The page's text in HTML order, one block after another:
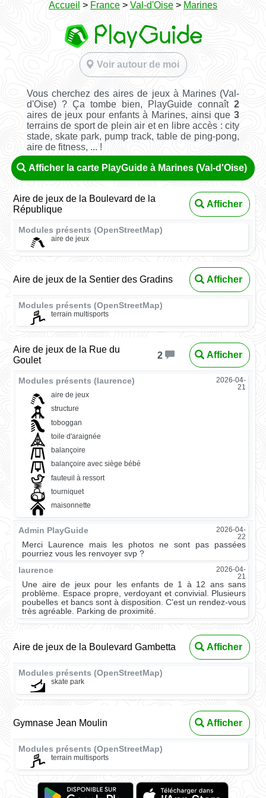
Accueil > France > Val-d'Oise > Marines
Voir autour de moi
Vous cherchez des aires de jeux à Marines (Val-
d'Oise) ? Ça tombe bien, PlayGuide connaît2
aires de jeux pour enfants à Marines, ainsi que3
terrains de sport de plein air et en libre accès : city
stade, skate park, pump track, table de ping-pong,
aire de fitness, ... !
Afficher la carte PlayGuide à Marines (Val-d'Oise)
Aire de jeux de la Boulevard de la
République
Afficher
Modules présents (OpenStreetMap)
aire de jeux
Aire de jeux de la Sentier des Gradins Afficher
Modules présents (OpenStreetMap)
terrain multisports
Aire de jeux de la Rue du
Goulet
2 Afficher
Modules présents (laurence)
2026-04-
21
aire de jeux
structure
toboggan
toile d'araignée
balançoire
balançoire avec siège bébé
fauteuil à ressort
tourniquet
maisonnette
Admin PlayGuide
2026-04-
22
Merci Laurence mais les photos ne sont pas passées
pourriez vous les renvoyer svp ?
laurence
2026-04-
21
Une aire de jeux pour les enfants de 1 à 12 ans sans
problème. Espace propre, verdoyant et convivial. Plusieurs
poubelles et bancs sont à disposition. C'est un rendez-vous
très agréable. Parking de proximité.
Aire de jeux de la Boulevard Gambetta Afficher
Modules présents (OpenStreetMap)
skate park
Gymnase Jean Moulin Afficher
Modules présents (OpenStreetMap)
terrain multisports